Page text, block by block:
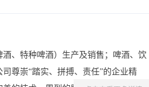
、特种啤酒）生产及销售；啤酒、饮
尊崇“踏实、拼搏、责任”的企业精